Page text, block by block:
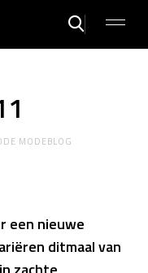
MODEBLOG
een nieuwe
ditmaal van